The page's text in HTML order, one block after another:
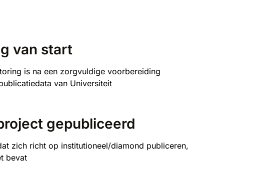
van start
is na een zorgvuldige voorbereiding
van Universiteit
gepubliceerd
zich richt op institutioneel/diamond publiceren,
bevat